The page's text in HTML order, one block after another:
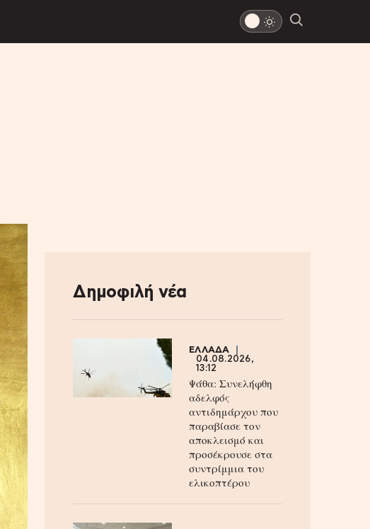
Δημοφιλή νέα
ΕΛΛΑΔΑ
04.08.2026,
13:12
Ψάθα: Συνελήφθη
αδελφός
αντιδημάρχου που
παραβίασε τον
αποκλεισμό και
προσέκρουσε στα
συντρίμμια του
ελικοπτέρου